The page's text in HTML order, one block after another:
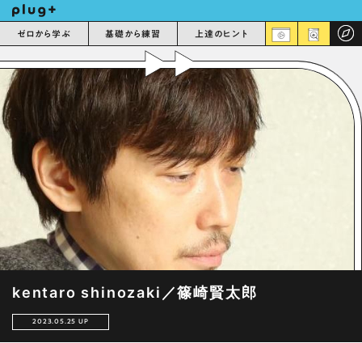
ゼロから学ぶ 基礎から練習 上達のヒント
kentaro shinozaki／篠崎賢太郎
2023.05.25 UP